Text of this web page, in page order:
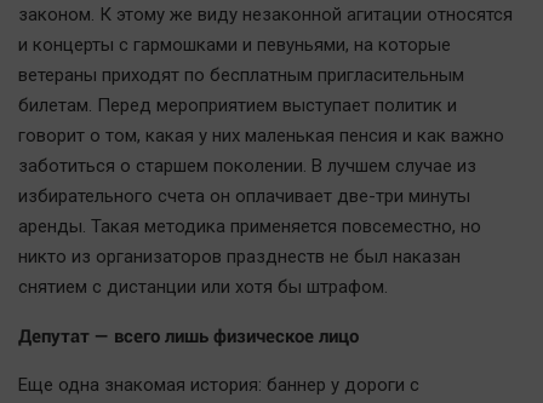
законом. К этому же виду незаконной агитации относятся
и концерты с гармошками и певуньями, на которые
ветераны приходят по бесплатным пригласительным
билетам. Перед мероприятием выступает политик и
говорит о том, какая у них маленькая пенсия и как важно
заботиться о старшем поколении. В лучшем случае из
избирательного счета он оплачивает две-три минуты
аренды. Такая методика применяется повсеместно, но
никто из организаторов празднеств не был наказан
снятием с дистанции или хотя бы штрафом.
Депутат — всего лишь физическое лицо
Еще одна знакомая история: баннер у дороги с